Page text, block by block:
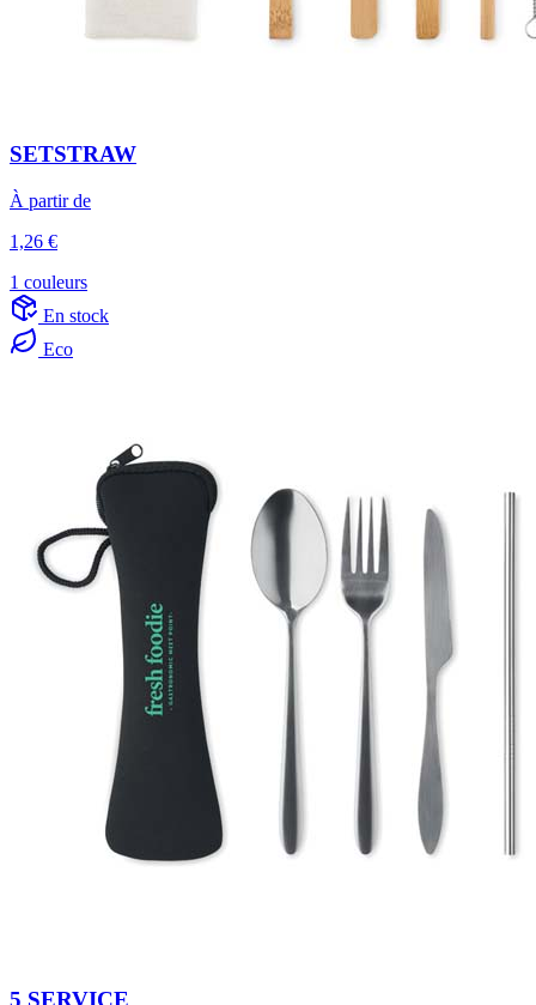
SETSTRAW
À partir de
1,26 €
1 couleurs
En stock
Eco
5 SERVICE